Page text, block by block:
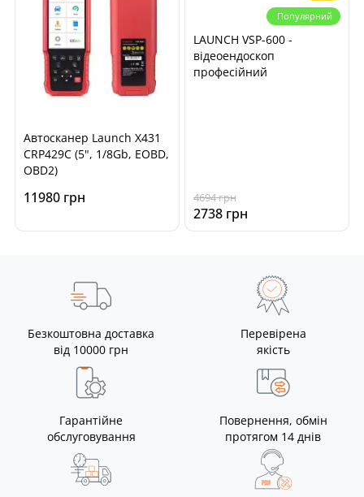
Автосканер Launch X431
CRP429C (5", 1/8Gb, EOBD,
OBD2)
11980 грн
Популярний
LAUNCH VSP-600 -
відеоендоскоп
професійний
4694 грн
2738 грн
Безкоштовна доставка
від 10000 грн
Перевірена
якість
Гарантійне
обслуговування
Повернення, обмін
протягом 14 днів